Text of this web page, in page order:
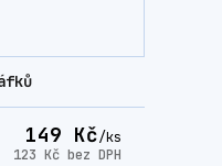
149 Kč/ks
123 Kč bez DPH